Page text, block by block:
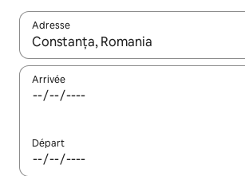
Adresse
Lorsque les résultats s'affichent, utilisez
Arrivée
Départ